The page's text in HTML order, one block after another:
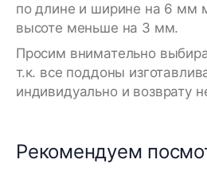
по длине и ширине на 6 мм
высоте меньше на 3 мм.
Просим внимательно
т.к. все поддоны
индивидуально и возврату
Рекомендуем